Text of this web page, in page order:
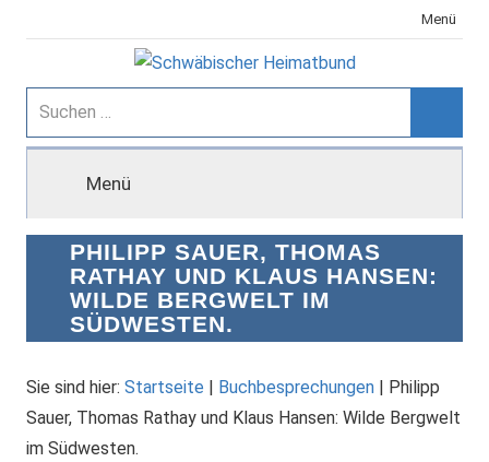
Inhalt
Menü
Schwäbischer
Heimatbund
Suchen
nach:
Menü
PHILIPP SAUER, THOMAS
RATHAY UND KLAUS HANSEN:
WILDE BERGWELT IM
SÜDWESTEN.
Sie sind hier: Startseite | Buchbesprechungen | Philipp
Sauer, Thomas Rathay und Klaus Hansen: Wilde Bergwelt
im Südwesten.